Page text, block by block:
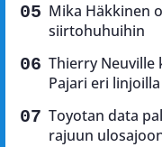
Mika Häkkinen
siirtohuhuihin
Thierry Neuville
Pajari eri linjoilla
Toyotan data
rajuun